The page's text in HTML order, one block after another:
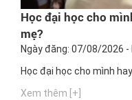
Học đại học cho
mẹ?
Ngày đăng: 07/08/2026
Học đại học cho mình
Xem thêm [+]